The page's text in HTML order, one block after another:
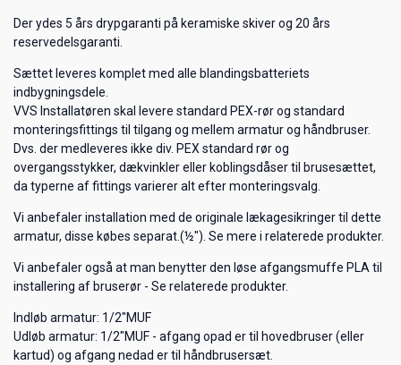
Der ydes 5 års drypgaranti på keramiske skiver og 20 års
reservedelsgaranti.
Sættet leveres komplet med alle blandingsbatteriets
indbygningsdele.
VVS Installatøren skal levere standard PEX-rør og standard
monteringsfittings til tilgang og mellem armatur og håndbruser.
Dvs. der medleveres ikke div. PEX standard rør og
overgangsstykker, dækvinkler eller koblingsdåser til brusesættet,
da typerne af fittings varierer alt efter monteringsvalg.
Vi anbefaler installation med de originale lækagesikringer til dette
armatur, disse købes separat.(½"). Se mere i relaterede produkter.
Vi anbefaler også at man benytter den løse afgangsmuffe PLA til
installering af bruserør - Se relaterede produkter.
Indløb armatur: 1/2"MUF
Udløb armatur: 1/2"MUF - afgang opad er til hovedbruser (eller
kartud) og afgang nedad er til håndbrusersæt.